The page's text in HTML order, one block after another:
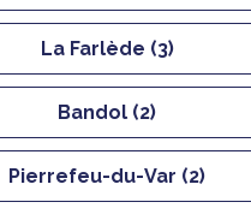
La Farlède (3)
Bandol (2)
Pierrefeu-du-Var (2)